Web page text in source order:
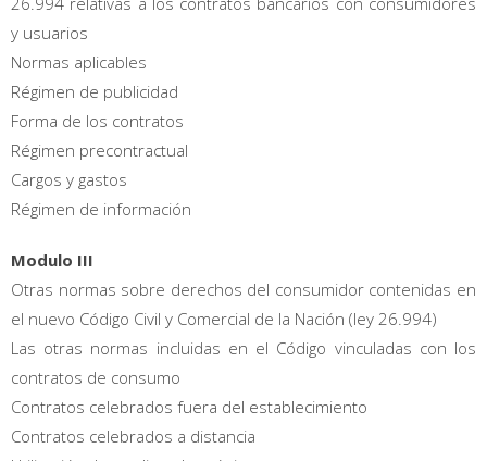
y usuarios
Normas aplicables
Régimen de publicidad
Forma de los contratos
Régimen precontractual
Cargos y gastos
Régimen de información
Modulo III
Otras normas sobre derechos del consumidor contenidas en
el nuevo Código Civil y Comercial de la Nación (ley 26.994)
Las otras normas incluidas en el Código vinculadas con los
contratos de consumo
Contratos celebrados fuera del establecimiento
Contratos celebrados a distancia